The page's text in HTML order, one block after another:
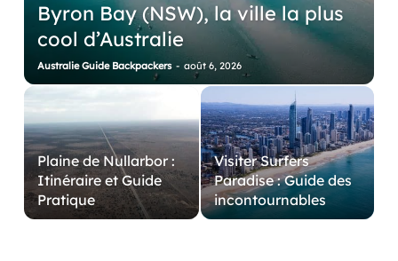
Byron Bay (NSW), la ville la plus
cool d’Australie
Australie Guide Backpackers - août 6, 2026
Plaine de Nullarbor :
Itinéraire et Guide
Pratique
Visiter Surfers
Paradise : Guide des
incontournables